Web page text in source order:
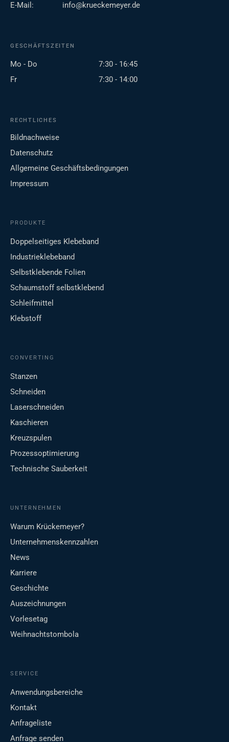
E-Mail:
info@krueckemeyer.de
GESCHÄFTSZEITEN
Mo - Do
7:30 - 16:45
Fr
7:30 - 14:00
RECHTLICHES
Bildnachweise
Datenschutz
Allgemeine Geschäftsbedingungen
Impressum
PRODUKTE
Doppelseitiges Klebeband
Industrieklebeband
Selbstklebende Folien
Schaumstoff selbstklebend
Schleifmittel
Klebstoff
CONVERTING
Stanzen
Schneiden
Laserschneiden
Kaschieren
Kreuzspulen
Prozessoptimierung
Technische Sauberkeit
UNTERNEHMEN
Warum Krückemeyer?
Unternehmenskennzahlen
News
Karriere
Geschichte
Auszeichnungen
Vorlesetag
Weihnachtstombola
SERVICE
Anwendungsbereiche
Kontakt
Anfrageliste
Anfrage senden